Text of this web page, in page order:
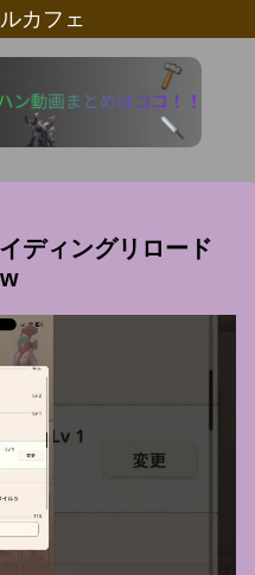
カフェ
ディングリロード